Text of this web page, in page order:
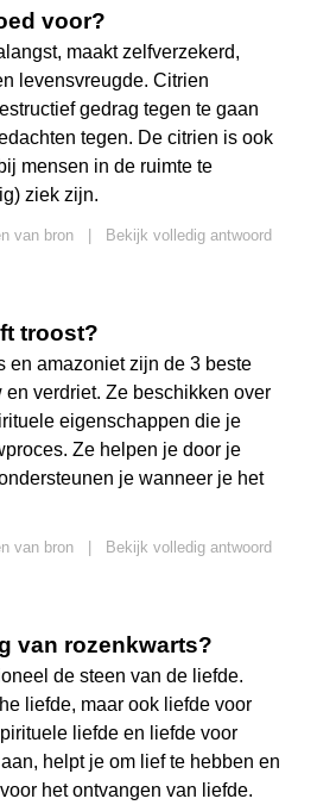
voor?
maakt zelfverzekerd,
levensvreugde. Citrien
gedrag tegen te gaan
tegen. De citrien is ook
mensen in de ruimte te
ziek zijn.
van bron
Bekijk volledig antwoord
troost?
en amazoniet zijn de 3 beste
verdriet. Ze beschikken over
eigenschappen die je
Ze helpen je door je
je wanneer je het
van bron
Bekijk volledig antwoord
van rozenkwarts?
de steen van de liefde.
liefde, maar ook liefde voor
liefde en liefde voor
helpt je om lief te hebben en
het ontvangen van liefde.